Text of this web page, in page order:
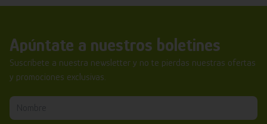
Apúntate a nuestros boletines
Suscríbete a nuestra newsletter y no te pierdas nuestras ofertas
y promociones exclusivas.